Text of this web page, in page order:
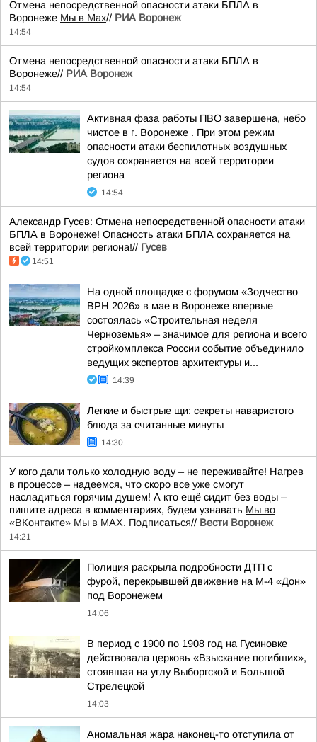
Отмена непосредственной опасности атаки БПЛА в
Воронеже Мы в Мах// РИА Воронеж
14:54
Отмена непосредственной опасности атаки БПЛА в
Воронеже// РИА Воронеж
14:54
Активная фаза работы ПВО завершена, небо
чистое в г. Воронеже . При этом режим
опасности атаки беспилотных воздушных
судов сохраняется на всей территории
региона
14:54
Александр Гусев: Отмена непосредственной опасности атаки
БПЛА в Воронеже! Опасность атаки БПЛА сохраняется на
всей территории региона!// Гусев
14:51
На одной площадке с форумом «Зодчество
ВРН 2026» в мае в Воронеже впервые
состоялась «Строительная неделя
Черноземья» – значимое для региона и всего
стройкомплекса России событие объединило
ведущих экспертов архитектуры и...
14:39
Легкие и быстрые щи: секреты наваристого
блюда за считанные минуты
14:30
У кого дали только холодную воду – не переживайте! Нагрев
в процессе – надеемся, что скоро все уже смогут
насладиться горячим душем! А кто ещё сидит без воды –
пишите адреса в комментариях, будем узнавать Мы во
«ВКонтакте» Мы в MAX. Подписаться// Вести Воронеж
14:21
Полиция раскрыла подробности ДТП с
фурой, перекрывшей движение на М-4 «Дон»
под Воронежем
14:06
В период с 1900 по 1908 год на Гусиновке
действовала церковь «Взыскание погибших»,
стоявшая на углу Выборгской и Большой
Стрелецкой
14:03
Аномальная жара наконец-то отступила от